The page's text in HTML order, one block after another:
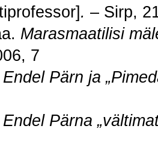
. – Sirp,
Marasmaatilisi
7
Endel Pärn ja „
Endel Pärna „